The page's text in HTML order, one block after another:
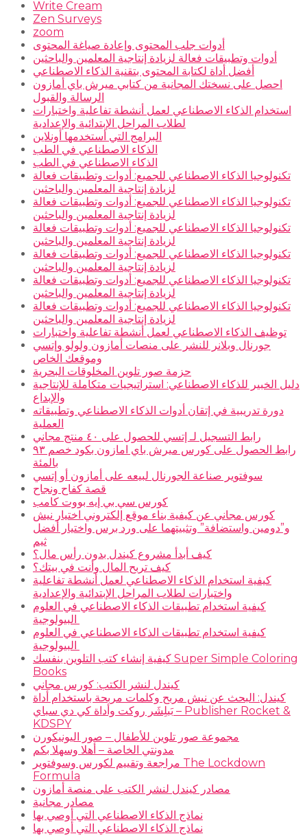
Write Cream
Zen Surveys
zoom
أدوات جلب المحتوى وإعادة صياغة المحتوى
أدوات وتطبيقات فعالة لزيادة إنتاجية المعلمين والباحثين
أفضل أداة لكتابة المحتوى بتقنية الذكاء الاصطناعي
احصل على نسختك المجانية من كتابي ميرش باي أمازون
الرسالة والقبول
استخدام الذكاء الاصطناعي لعمل أنشطة تفاعلية واختبارات
لطلاب المراحل الإبتدائية والإعدادية
البرامج التي أستخدمها أونلاين
الذكاء الاصطناعي في الطب
الذكاء الاصطناعي في الطب
تكنولوجيا الذكاء الاصطناعي للجميع: أدوات وتطبيقات فعالة
لزيادة إنتاجية المعلمين والباحثين
تكنولوجيا الذكاء الاصطناعي للجميع: أدوات وتطبيقات فعالة
لزيادة إنتاجية المعلمين والباحثين
تكنولوجيا الذكاء الاصطناعي للجميع: أدوات وتطبيقات فعالة
لزيادة إنتاجية المعلمين والباحثين
تكنولوجيا الذكاء الاصطناعي للجميع: أدوات وتطبيقات فعالة
لزيادة إنتاجية المعلمين والباحثين
تكنولوجيا الذكاء الاصطناعي للجميع: أدوات وتطبيقات فعالة
لزيادة إنتاجية المعلمين والباحثين
تكنولوجيا الذكاء الاصطناعي للجميع: أدوات وتطبيقات فعالة
لزيادة إنتاجية المعلمين والباحثين
توظيف الذكاء الاصطناعي لعمل أنشطة تفاعلية واختبارات
جورنال وبلانر للنشر على منصات أمازون ولولو وإتسي
وموقعك الخاص
حزمة صور تلوين المخلوقات البحرية
دليل الخبير للذكاء الاصطناعي: استراتيجيات متكاملة للإنتاجية
والإبداع
دورة تدريبية في إتقان أدوات الذكاء الاصطناعي وتطبيقاته
العملية
رابط التسجيل لـ إتسي للحصول على ٤٠ منتج مجاني
رابط الحصول على كورس ميرش باي امازون بكود خصم ٩٣
بالمئة
سوفتوير صناعة الجورنال لبيعه على أمازون أو إتسي
قصة كفاح ونجاح
كورس سي بي إيه بووت كامب
كورس مجاني عن كيفية بناء موقع إلكتروني اختيار نيش
و”دومين واستضافة” وتثبيتهما على ورد برس واختيار أفضل
ثيم
كيف أبدأ مشروع كيندل بدون رأس مال؟
كيف تربح المال وأنت في بيتك؟
كيفية استخدام الذكاء الاصطناعي لعمل أنشطة تفاعلية
واختبارات لطلاب المراحل الإبتدائية والإعدادية
كيفية استخدام تطبيقات الذكاء الاصطناعي في العلوم
كيفية استخدام تطبيقات الذكاء الاصطناعي في العلوم
كيفية إنشاء كتب التلوين بنفسك Super Simple Coloring
Books
كيندل لنشر الكتب: كورس مجاني
كيندل: البحث عن نيش مربح وكلمات مربحة باستخدام أداة
بَبلِشَر روكت وأداة كي دي سباي – Publisher Rocket &
KDSPY
مجموعة صور تلوين للأطفال – صور اليونيكورن
مدونتي الخاصة – أهلا وسهلا بكم
مراجعة وتقييم لكورس وسوفتوير The Lockdown
Formula
مصادر كيندل لنشر الكتب على منصة أمازون
مصادر مجانية
نماذج الذكاء الاصطناعي التي أوصي بها
نماذج الذكاء الاصطناعي التي أوصي بها